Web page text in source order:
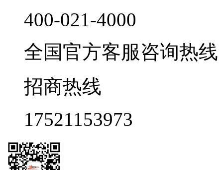
400-021-4000
全国官方客服咨询热线
招商热线
17521153973